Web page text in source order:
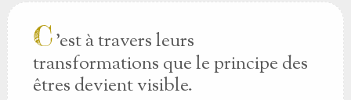
C'est à travers leurs
transformations que le principe des
êtres devient visible.